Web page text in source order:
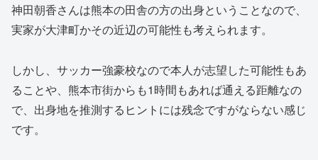
神田朝香さんは熊本の田舎の方の出身ということなので、
実家が大津町かその近辺の可能性も考えられます。
しかし、サッカー強豪校なので本人が志望した可能性もあ
ることや、熊本市街からも1時間もあれば通える距離なの
で、出身地を推測するヒントには残念ですがならない感じ
です。